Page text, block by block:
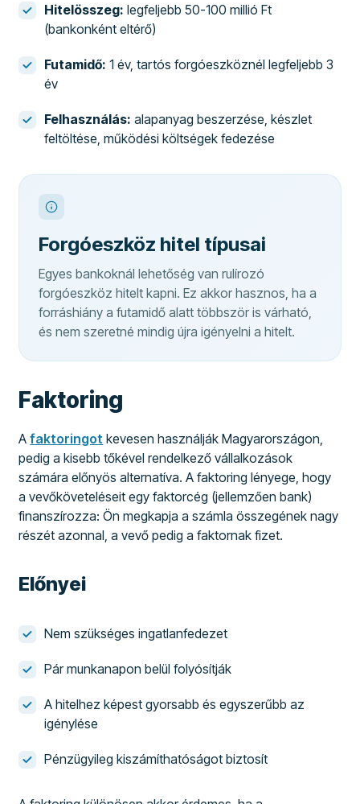
Hitelösszeg: legfeljebb 50-100 millió Ft
(bankonként eltérő)
Futamidő: 1 év, tartós forgóeszköznél legfeljebb 3
év
Felhasználás: alapanyag beszerzése, készlet
feltöltése, működési költségek fedezése
Forgóeszköz hitel típusai
Egyes bankoknál lehetőség van rulírozó
forgóeszköz hitelt kapni. Ez akkor hasznos, ha a
forráshiány a futamidő alatt többször is várható,
és nem szeretné mindig újra igényelni a hitelt.
Faktoring
Afaktoringot kevesen használják Magyarországon,
pedig a kisebb tőkével rendelkező vállalkozások
számára előnyös alternatíva. A faktoring lényege, hogy
a vevőköveteléseit egy faktorcég (jellemzően bank)
finanszírozza: Ön megkapja a számla összegének nagy
részét azonnal, a vevő pedig a faktornak fizet.
Előnyei
Nem szükséges ingatlanfedezet
Pár munkanapon belül folyósítják
A hitelhez képest gyorsabb és egyszerűbb az
igénylése
Pénzügyileg kiszámíthatóságot biztosít